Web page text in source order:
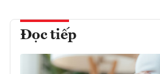
Đọc tiếp